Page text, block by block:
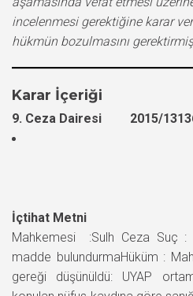
incelenmesi gerektiğine karar
hükmün bozulmasını
Karar İçeriği
9. Ceza Dairesi 2015/
İçtihat Metni
Mahkemesi :Sulh Ceza Suç :
madde bulundurmaHüküm :
gereği düşünüldü: UYAP